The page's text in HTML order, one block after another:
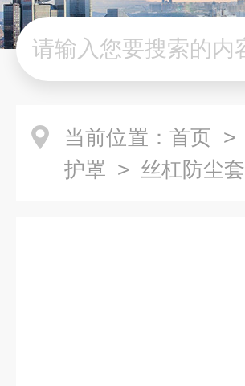
当前位置： 首页 >
护罩 > 丝杠防尘套